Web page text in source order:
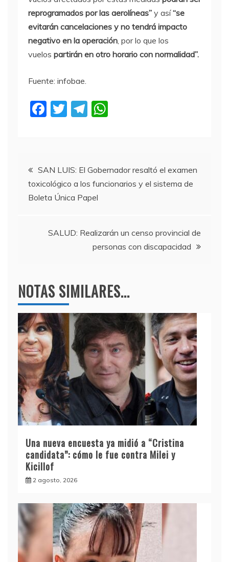
reprogramados por las aerolíneas” y así“se
evitarán cancelaciones y no tendrá impacto
negativo en la operación , por lo que los
vuelos partirán en otro horario con normalidad”.
Fuente: infobae.
F
b
o
o
T
T
a
m
A
p
Navegación
de
SAN LUIS: El Gobernador resaltó el examen
toxicológico a los funcionarios y el sistema de
Boleta Única Papel
SALUD: Realizarán un censo provincial de
personas con discapacidad
NOTAS SIMILARES...
Una nueva encuesta ya midió a “Cristina
candidata”: cómo le fue contra Milei y
Kicillof
2 agosto, 2026